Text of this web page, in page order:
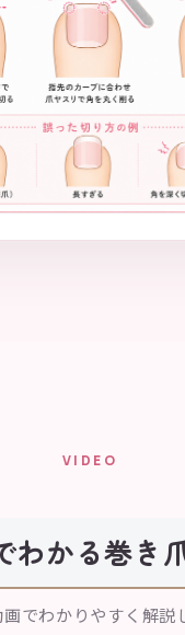
VIDEO
わかる巻き
でわかりやすく解説